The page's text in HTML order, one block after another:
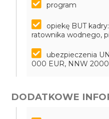
program
opiekę BUT
ratownika wodnego,
ubezpieczenia
000 EUR, NNW 2000
DODATKOWE